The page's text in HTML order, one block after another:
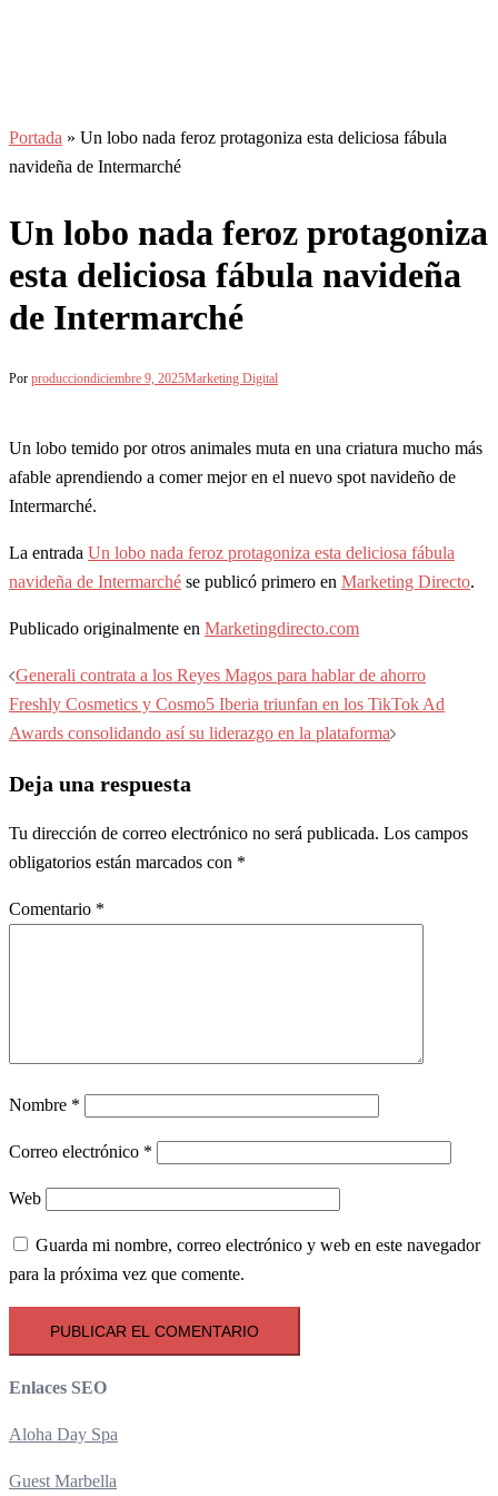
Portada » Un lobo nada feroz protagoniza esta deliciosa fábula
navideña de Intermarché
Un lobo nada feroz protagoniza
esta deliciosa fábula navideña
de Intermarché
Por producciondiciembre 9, 2025Marketing Digital
Un lobo temido por otros animales muta en una criatura mucho más
afable aprendiendo a comer mejor en el nuevo spot navideño de
Intermarché.
La entrada Un lobo nada feroz protagoniza esta deliciosa fábula
navideña de Intermarché se publicó primero en Marketing Directo.
Publicado originalmente en Marketingdirecto.com
Navegación
de
entradas
Generali contrata a los Reyes Magos para hablar de ahorro
Freshly Cosmetics y Cosmo5 Iberia triunfan en los TikTok Ad
Awards consolidando así su liderazgo en la plataforma
Deja una respuesta
Tu dirección de correo electrónico no será publicada. Los campos
obligatorios están marcados con *
Comentario *
Nombre *
Correo electrónico *
Web
Guarda mi nombre, correo electrónico y web en este navegador
para la próxima vez que comente.
Enlaces SEO
Aloha Day Spa
Guest Marbella